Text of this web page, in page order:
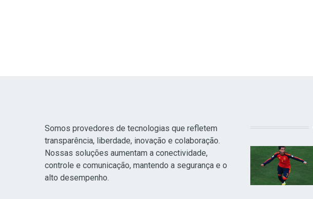
Somos provedores de tecnologias que refletem
transparência, liberdade, inovação e colaboração.
Nossas soluções aumentam a conectividade,
controle e comunicação, mantendo a segurança e o
alto desempenho.